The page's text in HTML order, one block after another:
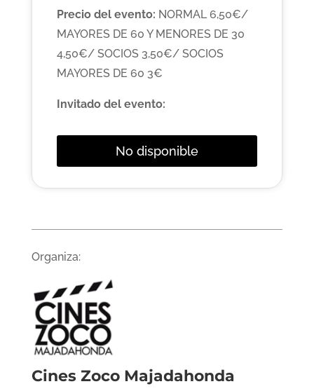
Precio del evento: NORMAL 6,50€/
MAYORES DE 60 Y MENORES DE 30
4,50€/ SOCIOS 3,50€/ SOCIOS
MAYORES DE 60 3€
Invitado del evento:
No disponible
Organiza:
Cines Zoco Majadahonda